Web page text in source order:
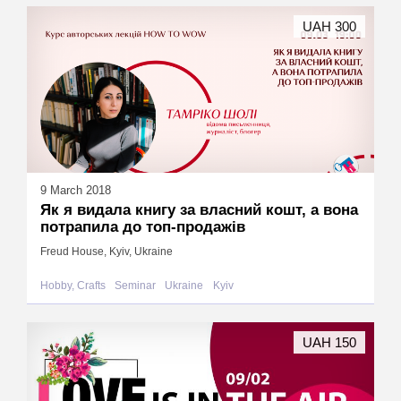
9 March 2018
Як я видала книгу за власний кошт, а вона
потрапила до топ-продажів
Freud House, Kyiv, Ukraine
Hobby, Crafts Seminar Ukraine Kyiv
UAH 300
UAH 150